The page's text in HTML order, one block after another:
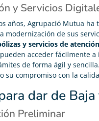
y Servicios
años, Agrupació Mutua
modernización de sus
y servicios de
acceder fácilmente
de forma ágil y
su compromiso con la
dar de
Preliminar